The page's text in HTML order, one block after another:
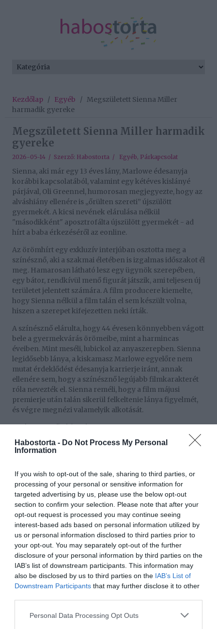
Habostorta - Do Not Process My Personal
Information
If you wish to opt-out of the sale, sharing to third parties, or
processing of your personal or sensitive information for
targeted advertising by us, please use the below opt-out
section to confirm your selection. Please note that after your
opt-out request is processed you may continue seeing
interest-based ads based on personal information utilized by
us or personal information disclosed to third parties prior to
your opt-out. You may separately opt-out of the further
disclosure of your personal information by third parties on the
IAB’s list of downstream participants. This information may
also be disclosed by us to third parties on the IAB’s List of
Downstream Participants that may further disclose it to other
Please note that this website/app uses one or more Google
Personal Data Processing Opt Outs
Kezdőlap / Egyéb / Megszületett Sienna Miller
harmadik gyereke
Megszületett Sienna Miller harmadik
gyereke
2026-05-14 / Szerző: Habostorta / Egyéb, Párkapcsolat
Sienna, aki már egy 13 éves lány, Marlowe édesanyja
korábbi kapcsolatából, valamint egy kétéves kislányé
párjával, Oli Greennel, humorosan megjegyezte, hogy az
alváshiány ellenére is „őrülten szereti” újszülött
gyermekét. A kicsi nevének elárulása nélkül
"másodikként" aposztrofálta újszülött gyermekét - ad
hírt a baba érkezéséről az eonline.
Az örömhírt egy exkluzív interjúban osztotta meg a
színésznő, aki a szakmai életében is izgalmas időszakot él
meg. Hamarosan látható lesz egy ügynök szerepében,
egy bátor, rendkívül menő figurát játszik, ami teljesen új
területet jelentett számára. A film producere kiemelte,
hogy Sienna nélkül a film talán el sem készült volna,
hiszen a szerepet kifejezetten neki írták.
A színésznő elárulta, hogy 44 évesen könnyebben vágott
bele a gyermekvárás örömeibe, mint a harmincas
éveiben. Mint meséli, lubickol az anyaszerepben. Sienna
legidősebb lánya, a kiskamasz Marlowe egyelőre nem
mutat érdeklődést édesanyja karrierje iránt, annak
ellenére sem, hogy a színésznő legújabb filmkarakterét
róla nevezték el. Sienna reméli, hogy a film májusi
premierje után talán sikerül felkeltenie lánya figyelmét,
és végre megnézi valamelyik alkotását.
A hírességek körében az utóbbi időszakban több család
is bővült. Cameron Diaz és Benji Madden harmadik
és párja, Ramona Agruma második gyermekük
érkezését ünnepelték. A sport és a szórakoztatóipar
világában is több sztár, köztük Freddie Freeman, Sofia
Richie és Ellie Goulding, szintén új családtagokkal
gazdagodtak.
Megosztás: Twitter Pinterest
Címkék: Sienna Miller ,anyaság 40 felett ,gyermek
Korábbi bejegyzések Következő bejegyzés